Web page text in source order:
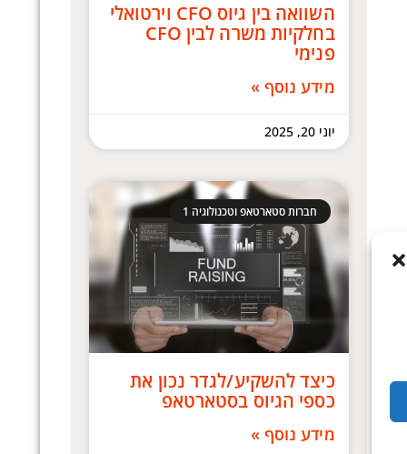
השוואה בין גיוס CFO וירטואלי
בחלקיות משרה לבין CFO
פנימי
מידע נוסף »
יוני 20, 2025
חברות סטארטאפ וטכנולוגיה 1
כיצד להשקיע/לגדר נכון את
כספי הגיוס בסטארטאפ
מידע נוסף »